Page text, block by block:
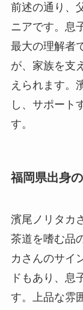
前述の通り、
ニアです。息
最大の理解者
が、家族を支
えられます。
し、サポート
す。
福岡県出身
濱尾ノリタカ
茶道を嗜む品
カさんのサイ
ドもあり、息
す。上品な雰